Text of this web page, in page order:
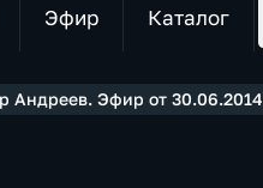
Эфир Каталог
Андреев. Эфир от 30.06.2014